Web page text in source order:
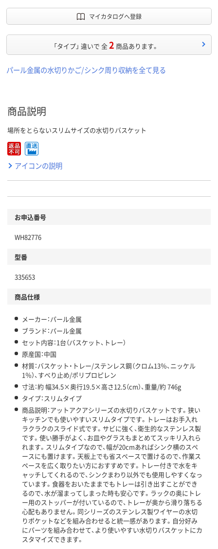
マイカタログへ登録
「タイプ」 違いで 全2 商品あります。
パール金属の水切りかご/シンク周り収納を全て見る
商品説明
場所をとらないスリムサイズの水切りバスケット
アイコンの説明
お申込番号
WH82776
型番
335653
商品仕様
メーカー：パール金属
ブランド：パール金属
セット内容：1台（バスケット、トレー）
原産国：中国
材質：バスケット・トレー/ステンレス鋼（クロム13％、ニッケル
1％）、すべり止め/ポリプロピレン
寸法：約 幅34.5×奥行19.5×高さ12.5（cm）、重量/約 746g
タイプ：スリムタイプ
商品説明：アットアクアシリーズの水切りバスケットです。狭い
キッチンでも使いやすいスリムタイプです。トレーはお手入れ
ラクラクのスライド式です。サビに強く、衛生的なステンレス製
です。使い勝手がよく、お皿やグラスもまとめてスッキリ入れら
れます。スリムタイプなので、幅が20cmあればシンク横のスペ
ースにも置けます。天板上でも省スペースで置けるので、作業ス
ペースを広く取りたい方におすすめです。トレー付きで水をキ
ャッチしてくれるので、シンクまわり以外でも使用しやすくなっ
ています。食器をおいたままでもトレーは引き出すことができ
るので、水が溜まってしまった時も安心です。ラックの奥にトレ
ー用のストッパーが付いているので、トレーが奥から滑り落ちる
心配もありません。同シリーズのステンレス製ワイヤーの水切
りポケットなどを組み合わせると統一感があります。自分好み
にパーツを組み合わせて、より使いやすい水切りバスケットにカ
スタマイズできます。